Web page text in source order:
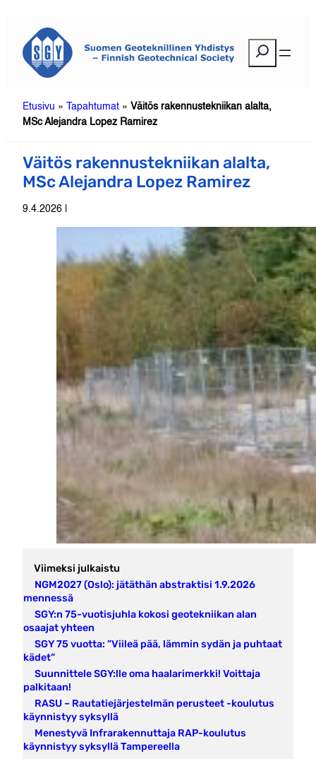
sisältöön
Etusivu » Tapahtumat » Väitös rakennustekniikan alalta,
MSc Alejandra Lopez Ramirez
Väitös rakennustekniikan alalta,
MSc Alejandra Lopez Ramirez
9.4.2026 |
Viimeksi julkaistu
NGM2027 (Oslo): jätäthän abstraktisi 1.9.2026
mennessä
SGY:n 75-vuotisjuhla kokosi geotekniikan alan
osaajat yhteen
SGY 75 vuotta: ”Viileä pää, lämmin sydän ja puhtaat
kädet”
Suunnittele SGY:lle oma haalarimerkki! Voittaja
palkitaan!
RASU – Rautatiejärjestelmän perusteet -koulutus
käynnistyy syksyllä
Menestyvä Infrarakennuttaja RAP-koulutus
käynnistyy syksyllä Tampereella